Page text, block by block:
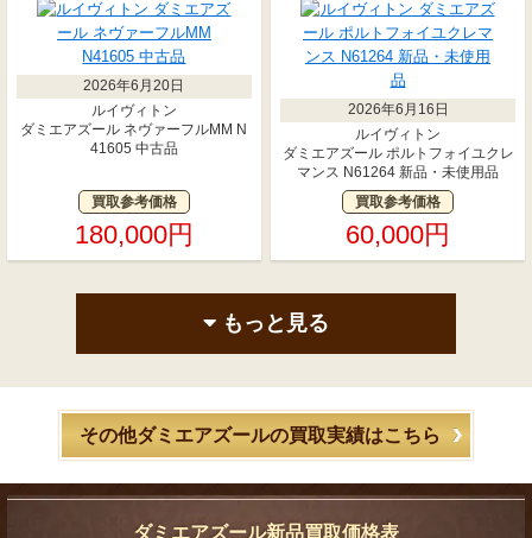
2026年6月20日
ルイヴィトン
ダミエアズール ネヴァーフルMM N
41605 中古品
買取参考価格
180,000円
2026年6月16日
ルイヴィトン
ダミエアズール ポルトフォイユクレ
マンス N61264 新品・未使用品
買取参考価格
60,000円
もっと見る
その他ダミエアズールの買取実績はこちら
ダミエアズール新品買取価格表